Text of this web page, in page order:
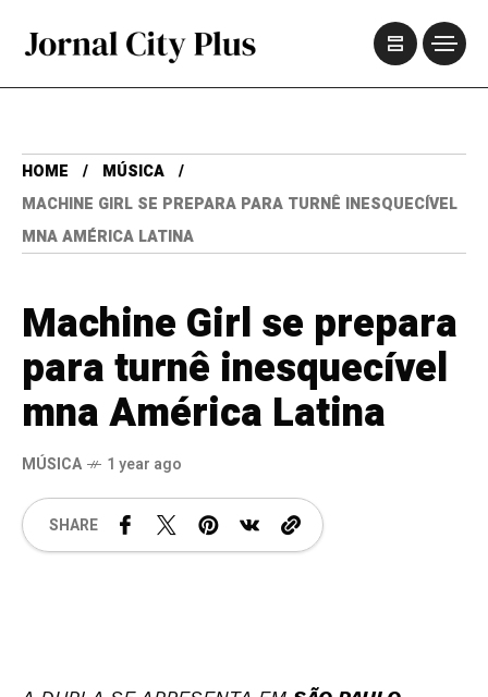
HOME
MÚSICA
MACHINE GIRL SE PREPARA PARA TURNÊ INESQUECÍVEL
MNA AMÉRICA LATINA
Machine Girl se prepara
para turnê inesquecível
mna América Latina
MÚSICA 1 year ago
SHARE